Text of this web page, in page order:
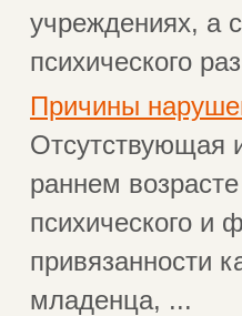
учреждениях, а
психического
Причины
Отсутствующая
раннем
психического и
привязанности
младенца, ...